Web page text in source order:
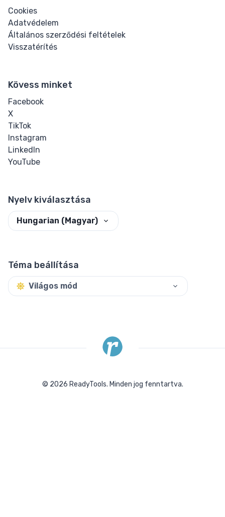
Cookies
Adatvédelem
Általános szerződési feltételek
Visszatérítés
Kövess minket
Facebook
X
TikTok
Instagram
LinkedIn
YouTube
Nyelv kiválasztása
Hungarian (Magyar)
Téma beállítása
Világos mód
© 2026 ReadyTools. Minden jog fenntartva.